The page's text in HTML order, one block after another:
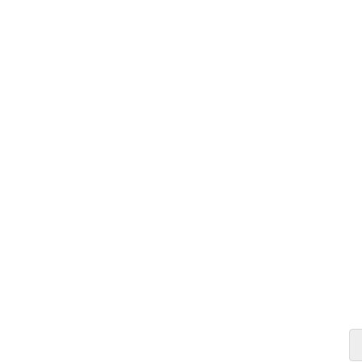
offizielle Anerkennung und